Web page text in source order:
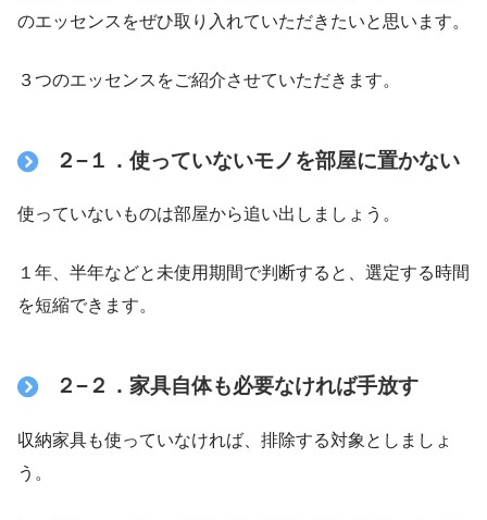
のエッセンスをぜひ取り入れていただきたいと思います。
３つのエッセンスをご紹介させていただきます。
２−１．使っていないモノを部屋に置かない
使っていないものは部屋から追い出しましょう。
１年、半年などと未使用期間で判断すると、選定する時間
を短縮できます。
２−２．家具自体も必要なければ手放す
収納家具も使っていなければ、排除する対象としましょ
う。